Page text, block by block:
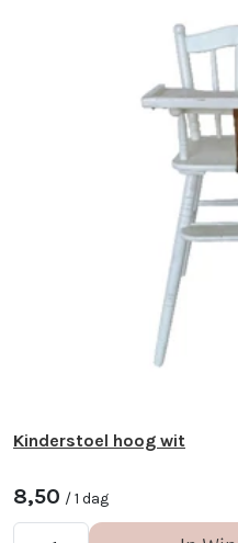
Kinderstoel hoog wit
8,50 / 1 dag